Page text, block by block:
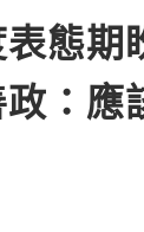
態期
：應